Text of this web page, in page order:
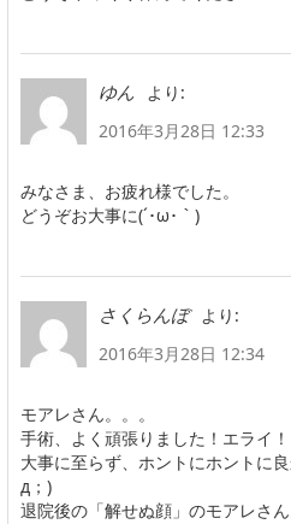
ゆん
より:
2016年3月28日 12:33
みなさま、お疲れ様でした。
どうぞお大事に(´･ω･｀)
さくらんぼ
より:
2016年3月28日 12:34
モアレさん。。。
手術、よく頑張りました！エライ！
大事に至らず、ホントにホントに
д；)
退院後の「解せぬ顔」のモアレさん